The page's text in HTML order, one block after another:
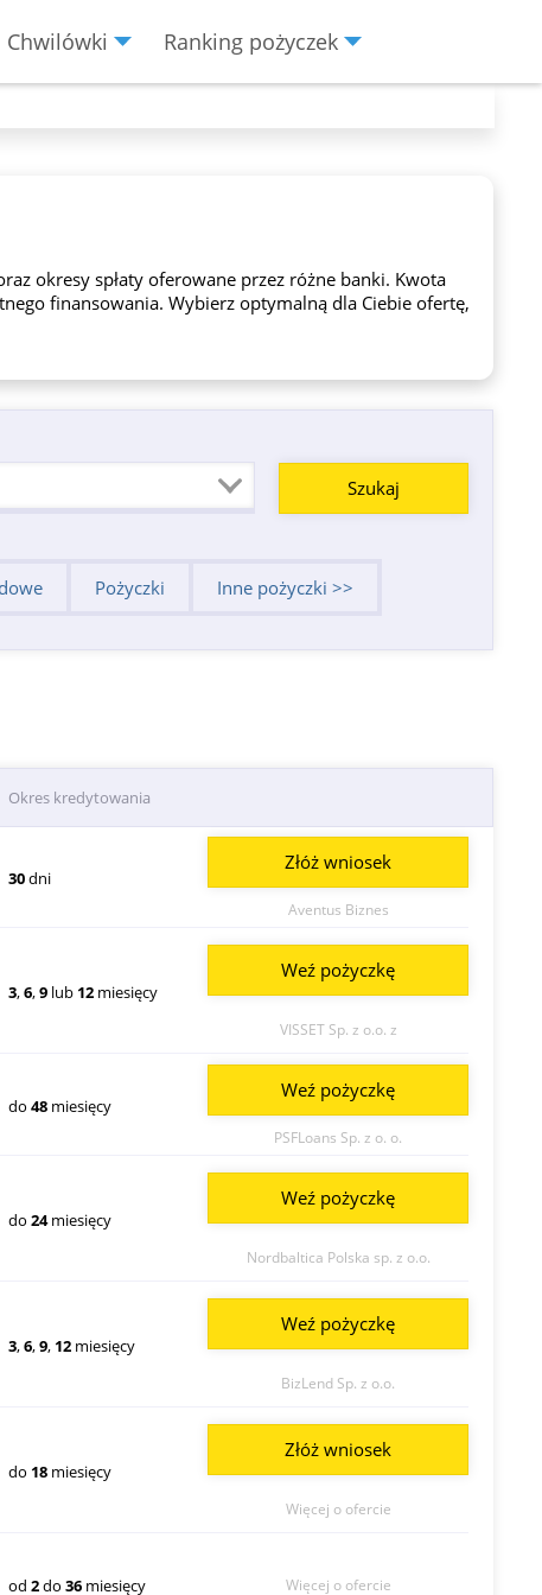
Chwilówki Ranking pożyczek
okresy spłaty oferowane przez różne banki. Kwota
finansowania. Wybierz optymalną dla Ciebie ofertę,
Pożyczki Inne pożyczki >>
Okres kredytowania
30dni
Aventus Biznes
Złóż wniosek
3,6,9 lub 12 miesięcy
VISSET Sp. z o.o. z
Weź pożyczkę
do48 miesięcy
PSFLoans Sp. z o. o.
Weź pożyczkę
do24miesięcy
Nordbaltica Polska sp. z o.o.
Weź pożyczkę
3,6,9, 12 miesięcy
BizLend Sp. z o.o.
Weź pożyczkę
do 18 miesięcy
Więcej o ofercie
Złóż wniosek
od2do36 miesięcy Więcej o ofercie